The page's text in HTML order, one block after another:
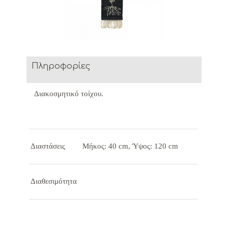
Πληροφορίες
Διακοσμητικό τοίχου.
Διαστάσεις Μήκος: 40 cm, Ύψος: 120 cm
Διαθεσιμότητα